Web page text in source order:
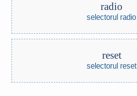
radio
selectorul radio
reset
selectorul reset